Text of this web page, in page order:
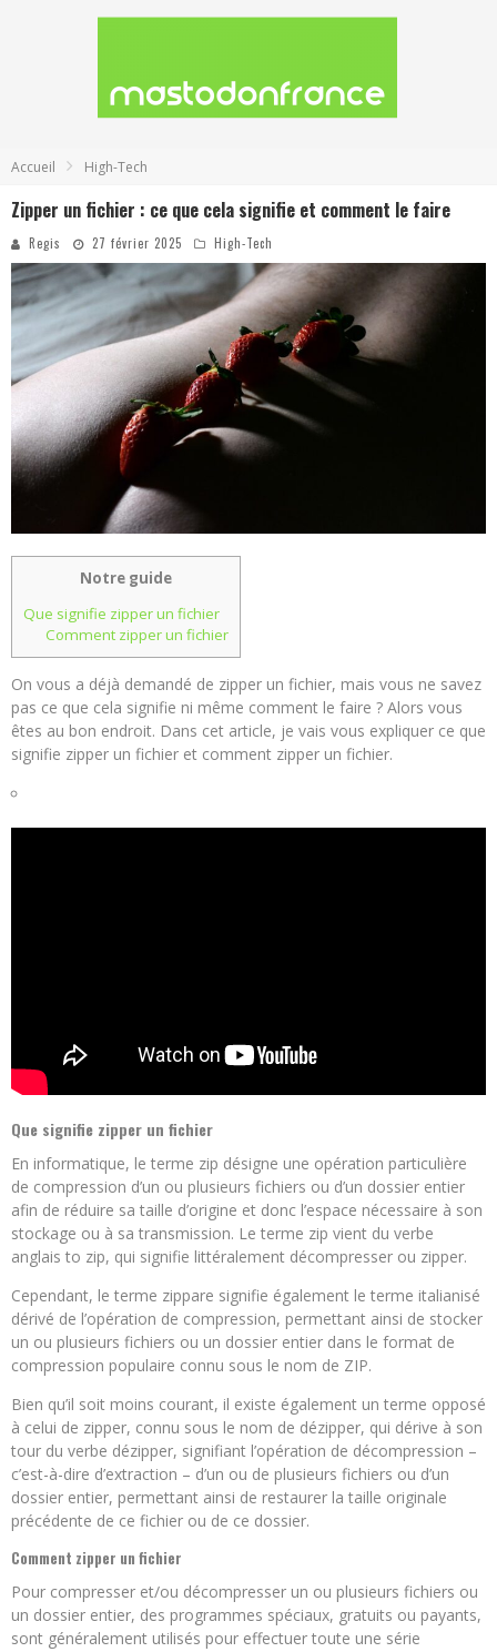
Accueil High-Tech
Zipper un fichier : ce que cela signifie et comment le faire
Regis 27 février 2025 High-Tech
Notre guide
Que signifie zipper un fichier
Comment zipper un fichier
On vous a déjà demandé de zipper un fichier, mais vous ne savez
pas ce que cela signifie ni même comment le faire ? Alors vous
êtes au bon endroit. Dans cet article, je vais vous expliquer ce que
signifie zipper un fichier et comment zipper un fichier.
Que signifie zipper un fichier
En informatique, le terme zip désigne une opération particulière
de compression d’un ou plusieurs fichiers ou d’un dossier entier
afin de réduire sa taille d’origine et donc l’espace nécessaire à son
stockage ou à sa transmission. Le terme zip vient du verbe
anglais to zip, qui signifie littéralement décompresser ou zipper.
Cependant, le terme zippare signifie également le terme italianisé
dérivé de l’opération de compression, permettant ainsi de stocker
un ou plusieurs fichiers ou un dossier entier dans le format de
compression populaire connu sous le nom de ZIP.
Bien qu’il soit moins courant, il existe également un terme opposé
à celui de zipper, connu sous le nom de dézipper, qui dérive à son
tour du verbe dézipper, signifiant l’opération de décompression –
c’est-à-dire d’extraction – d’un ou de plusieurs fichiers ou d’un
dossier entier, permettant ainsi de restaurer la taille originale
précédente de ce fichier ou de ce dossier.
Comment zipper un fichier
Pour compresser et/ou décompresser un ou plusieurs fichiers ou
un dossier entier, des programmes spéciaux, gratuits ou payants,
sont généralement utilisés pour effectuer toute une série